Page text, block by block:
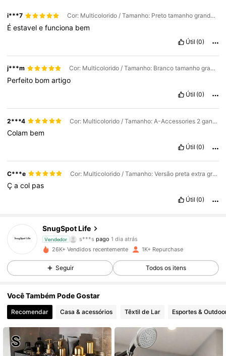
i***7 Cor: Multicolorido / Tamanho: Preto tamanho grande + 2 ganchos
Éestavelefunciona bem
Útil (0)
j***m Cor: Multicolorido / Tamanho: Branco tamanho grande + 2 ganchos
Perfeito bomartigo
Útil (0)
2***4 Cor: Multicolorido / Tamanho: A-Accessories 2 ganchos
Colam bem
Útil (0)
C***e Cor: Multicolorido / Tamanho: Versão preta extra grossa + 2 ganchos
Çacol pas
Útil (0)
SnugSpot Life
Vendedor
4,53
253 Seguidores
s***s pago 1 dia atrás
4,53 253 Seguidores
26K+ Vendidos recentemente 1K+ Repurchase
Seguir Todos os itens
Você Também Pode Gostar
Recomendar Casa & acessórios Têxtil de Lar Esportes &